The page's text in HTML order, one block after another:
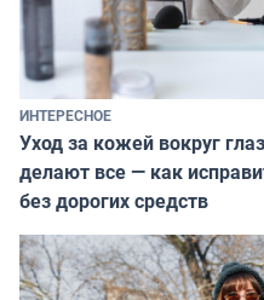
ИНТЕРЕСНОЕ
Уход за кожей вокруг
делают все — как
без дорогих средств